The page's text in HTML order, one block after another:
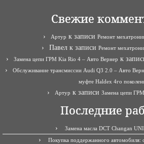
Свежие
Артур к записи Ремонт
Павел к записи Ремонт
Замена цепи ГРМ Kia Rio 4 – Авто Вернер к
Обслуживание трансмиссии Audi Q3 2.0 – Авто
муфте Haldex 4го
Артур к записи Замена цепи
Последние
Замена масла DCT Changan
Покупка поддержанного автомобиля: